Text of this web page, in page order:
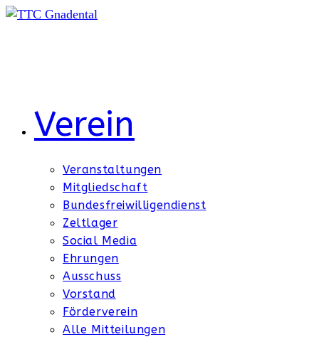
Zum
Verein
Veranstaltungen
Mitgliedschaft
Bundesfreiwilligendienst
Zeltlager
Social Media
Ehrungen
Ausschuss
Vorstand
Förderverein
Alle Mitteilungen